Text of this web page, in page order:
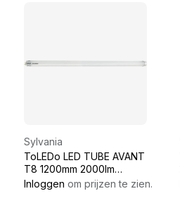
Sylvania
ToLEDo LED TUBE AVANT
T8 1200mm 2000lm
3000K 50K
Inloggen om prijzen te zien.